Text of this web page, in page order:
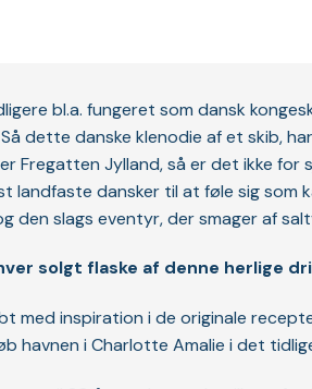
bl.a. fungeret som dansk
dette danske klenodie af et skib,
Fregatten Jylland, så er det ikke
landfaste dansker til at føle sig som
den slags eventyr, der smager af
solgt flaske af denne herlige
med inspiration i de originale
havnen i Charlotte Amalie i det